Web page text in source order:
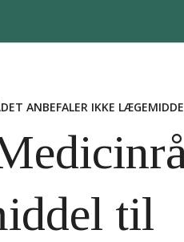
ANBEFALER IKKE
til